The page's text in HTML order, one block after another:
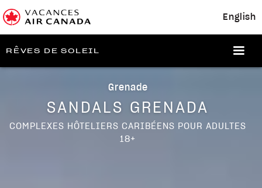
English
RÊVES DE SOLEIL
Grenade
SANDALS GRENADA
COMPLEXES HÔTELIERS CARIBÉENS POUR ADULTES
18+